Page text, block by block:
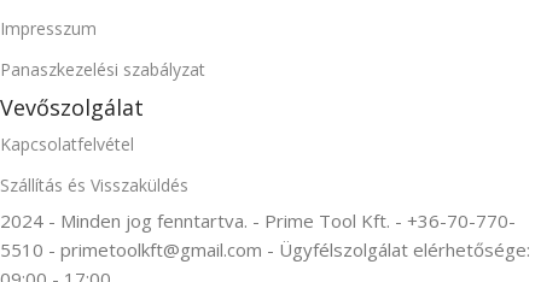
Impresszum
Panaszkezelési szabályzat
Vevőszolgálat
Kapcsolatfelvétel
Szállítás és Visszaküldés
2024 - Minden jog fenntartva. - Prime Tool Kft. - +36-70-770-
5510 - primetoolkft@gmail.com - Ügyfélszolgálat elérhetősége: